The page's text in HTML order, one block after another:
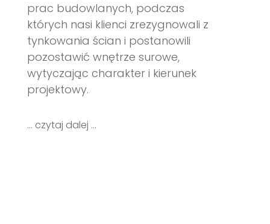
prac budowlanych, podczas
których nasi klienci zrezygnowali z
tynkowania ścian i postanowili
pozostawić wnętrze surowe,
wytyczając charakter i kierunek
projektowy.
... czytaj dalej ...